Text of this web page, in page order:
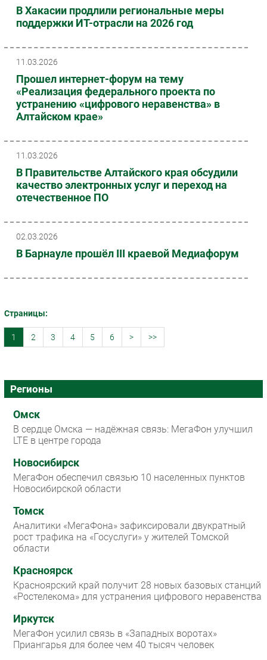
В Хакасии продлили региональные меры
поддержки ИТ-отрасли на 2026 год
11.03.2026
Прошел интернет-форум на тему
«Реализация федерального проекта по
устранению «цифрового неравенства» в
Алтайском крае»
11.03.2026
В Правительстве Алтайского края обсудили
качество электронных услуг и переход на
отечественное ПО
02.03.2026
В Барнауле прошёл III краевой Медиафорум
Страницы:
1 2 3 4 5 6 > >>
Регионы
Омск
В сердце Омска — надёжная связь: МегаФон улучшил
LTE в центре города
Новосибирск
МегаФон обеспечил связью 10 населенных пунктов
Новосибирской области
Томск
Аналитики «МегаФона» зафиксировали двукратный
рост трафика на «Госуслуги» у жителей Томской
области
Красноярск
Красноярский край получит 28 новых базовых станций
«Ростелекома» для устранения цифрового неравенства
Иркутск
МегаФон усилил связь в «Западных воротах»
Приангарья для более чем 40 тысяч человек